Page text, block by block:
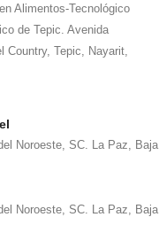
Alimentos-Tecnológico
de Tepic. Avenida
Country, Tepic, Nayarit,
Noroeste, SC. La Paz, Baja
Noroeste, SC. La Paz, Baja